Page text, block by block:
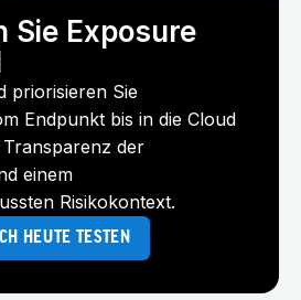
Sie Exposure
priorisieren Sie
Endpunkt bis in die Cloud
der
einem
Risikokontext.
HEUTE TESTEN